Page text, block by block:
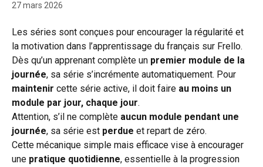
27 mars 2026
Les séries sont conçues pour encourager la régularité et
la motivation dans l’apprentissage du français sur Frello.
Dès qu’un apprenant complète un premier module de la
journée, sa série s’incrémente automatiquement. Pour
maintenir cette série active, il doit faire au moins un
module par jour, chaque jour.
Attention, s’il ne complète aucun module pendant une
journée, sa série est perdue et repart de zéro.
Cette mécanique simple mais efficace vise à encourager
une pratique quotidienne, essentielle à la progression